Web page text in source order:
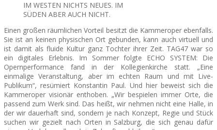
IM WESTEN NICHTS NEUES. IM
SÜDEN ABER AUCH NICHT.
Einen großen räumlichen Vorteil besitzt die Kammeroper ebenfalls.
Sie ist an keinen physischen Ort gebunden, kann auch virtuell und
ist damit als fluide Kultur ganz Tochter ihrer Zeit. TAG47 war so
ein digitales Erlebnis. Im Sommer folgte ECHO SYSTEM: Die
Opernperformance fand in der Kollegienkirche statt. „Eine
einmalige Veranstaltung, aber im echten Raum und mit Live-
Publikum“, resümiert Konstantin Paul. Und hier beweist sich die
Kammeroper visionär enthoben. „Wir bespielen immer Orte, die
passend zum Werk sind. Das heißt, wir nehmen nicht eine Halle, in
der wir dauerhaft sind, sondern je nach Konzept, Regie und Stück
suchen wir gezielt nach Orten in Salzburg, die sich genau dafür